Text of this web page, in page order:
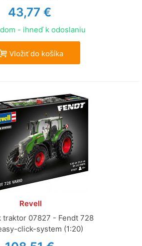
43,77 €
- ihneď k odoslaniu
Vložiť do košíka
Revell
traktor 07827 - Fendt 728
click-system (1:20)